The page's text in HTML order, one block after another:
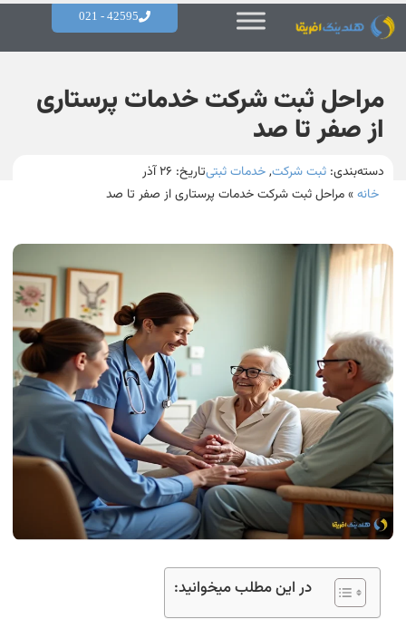
42595 - 021
مراحل ثبت شرکت خدمات پرستاری
از صفر تا صد
دسته‌بندی: ثبت شرکت,خدمات ثبتیتاریخ:
خانه»مراحل ثبت شرکت خدمات پرستاری از صفر تا صد
در این مطلب میخوانید: